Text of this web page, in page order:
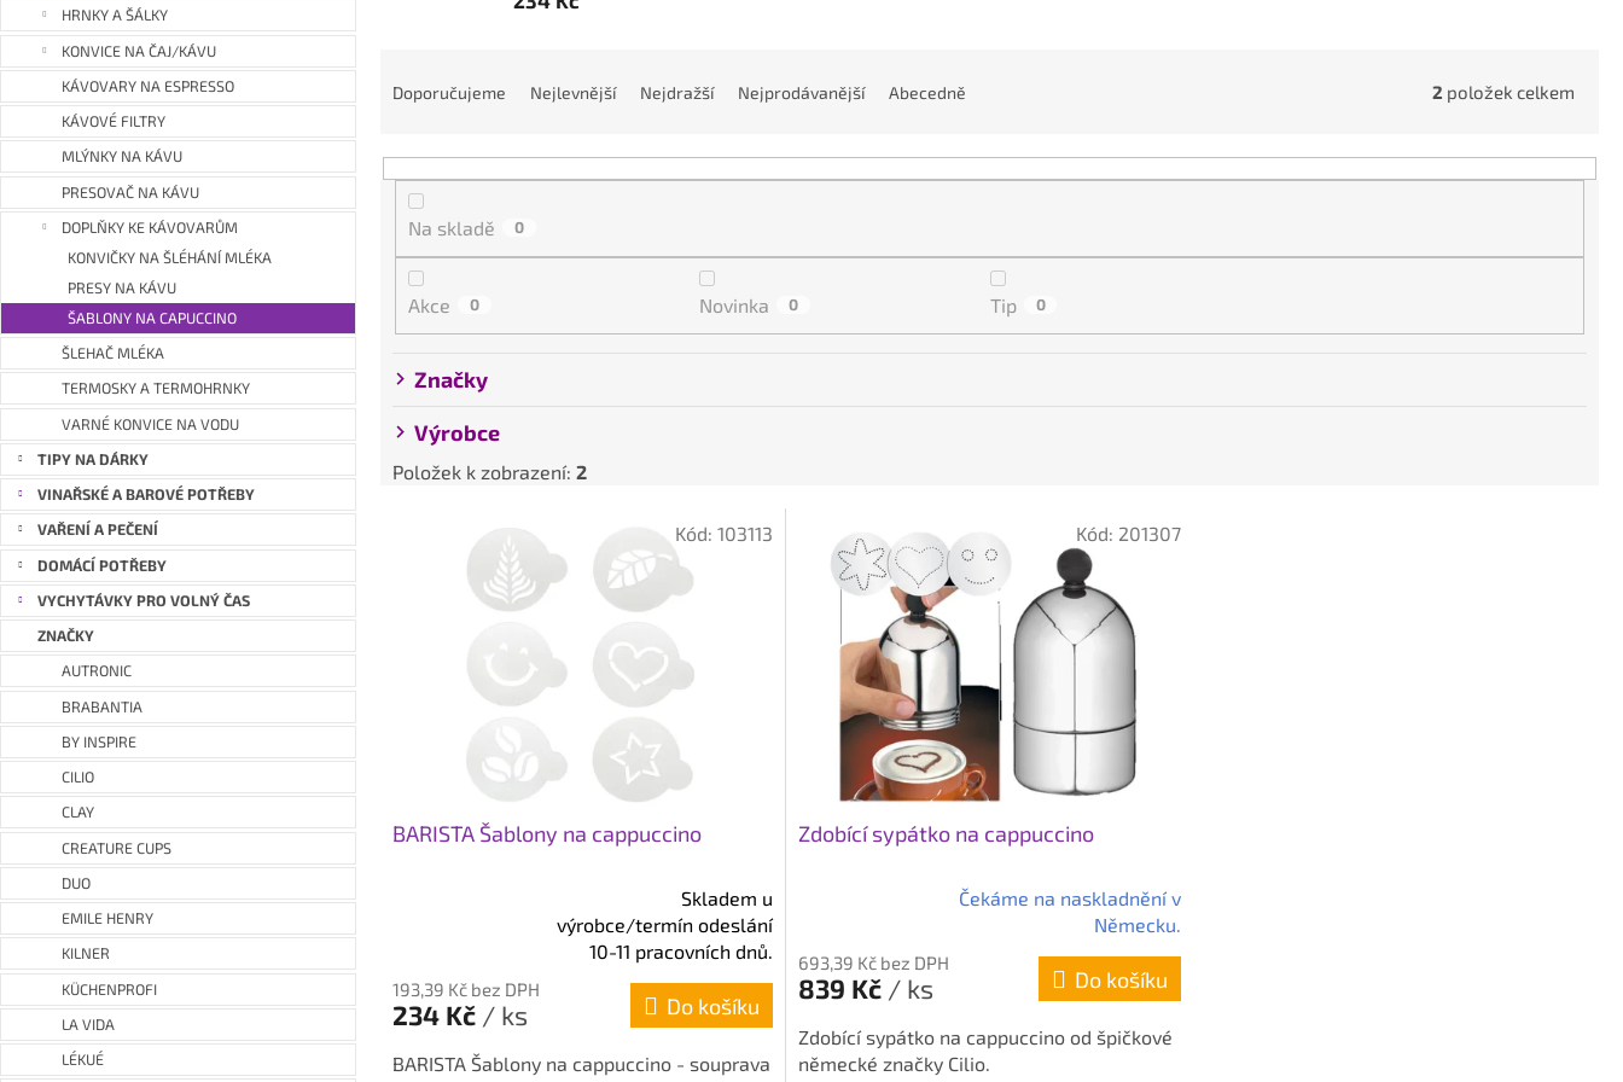
n
e
l
HRNKY A ŠÁLKY
KONVICE NA ČAJ/KÁVU
KÁVOVARY NA ESPRESSO
KÁVOVÉ FILTRY
MLÝNKY NA KÁVU
PRESOVAČ NA KÁVU
DOPLŇKY KE KÁVOVARŮM
KONVIČKY NA ŠLÉHÁNÍ MLÉKA
PRESY NA KÁVU
ŠABLONY NA CAPUCCINO
ŠLEHAČ MLÉKA
TERMOSKY A TERMOHRNKY
VARNÉ KONVICE NA VODU
TIPY NA DÁRKY
VINAŘSKÉ A BAROVÉ POTŘEBY
VAŘENÍ A PEČENÍ
DOMÁCÍ POTŘEBY
VYCHYTÁVKY PRO VOLNÝ ČAS
ZNAČKY
AUTRONIC
BRABANTIA
BY INSPIRE
CILIO
CLAY
CREATURE CUPS
DUO
EMILE HENRY
KILNER
KÜCHENPROFI
LA VIDA
LÉKUÉ
e
n
Doporučujeme Nejlevnější Nejdražší Nejprodávanější Abecedně 2 položek celkem
Na skladě 0
Akce 0 Novinka 0 Tip 0
Značky
Výrobce
Položek k zobrazení: 2
BARISTA Šablony na cappuccino
produktu
je
z
Skladem u
výrobce/termín odeslání
10-11 pracovních dnů.
193,39 Kč bez DPH
234 Kč / ks Do košíku
BARISTA Šablony na cappuccino - souprava
Kód:103113
Zdobící sypátko na cappuccino
produktu
je
z
5
Čekáme na naskladnění v
Německu.
693,39 Kč bez DPH
839 Kč / ks Do košíku
Zdobící sypátko na cappuccino od špičkové
německé značky Cilio.
Kód: 201307